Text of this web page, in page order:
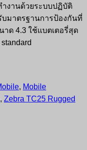
ำงานด้วยระบบปฏิบัติ
บมาตรฐานการป้องกันที่
ด 4.3 ใช้แบตเตอรี่สุด
, Mobile
, Zebra TC25 Rugged